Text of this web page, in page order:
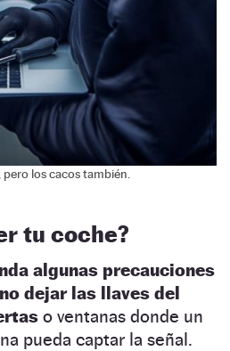
los cacos también.
tu coche?
algunas precauciones
no dejar las llaves del
o ventanas donde un
pueda captar la señal.